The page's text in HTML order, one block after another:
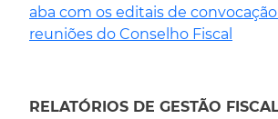
aba com os editais de
reuniões do Conselho Fiscal
RELATÓRIOS DE GESTÃO